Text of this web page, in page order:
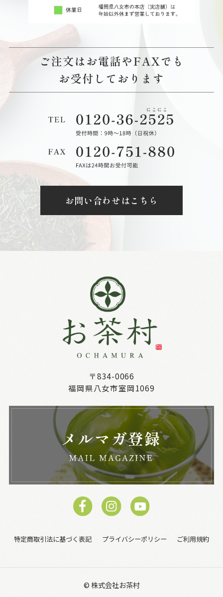
お問い合わせはこちら
〒834-0066
福岡県八女市室岡1069
特定商取引法に基づく表記 プライバシーポリシー ご利用規約
© 株式会社お茶村